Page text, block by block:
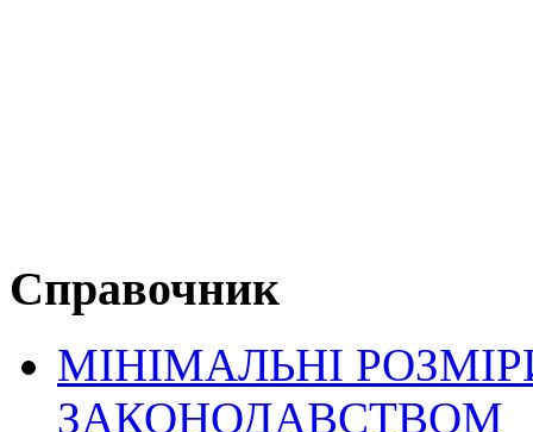
Справочник
МІНІМАЛЬНІ
ЗАКОНОДАВСТВОМ